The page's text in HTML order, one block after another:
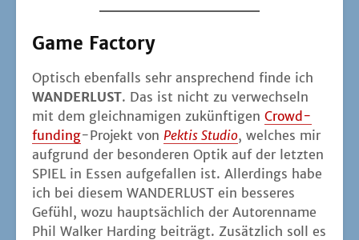
Game Factory
Optisch eben­falls sehr anspre­chend fin­de ich
WANDERLUST. Das ist nicht zu ver­wech­seln
mit dem gleich­na­mi­gen zukünf­ti­gen Crowd­
fun­ding-Pro­jekt von Pek­tis Stu­dio, wel­ches mir
auf­grund der beson­de­ren Optik auf der letz­ten
SPIEL in Essen auf­ge­fal­len ist. Aller­dings habe
ich bei die­sem WANDERLUST ein bes­se­res
Gefühl, wozu haupt­säch­lich der Autoren­na­me
Phil Wal­ker Har­ding bei­trägt. Zusätz­lich soll es